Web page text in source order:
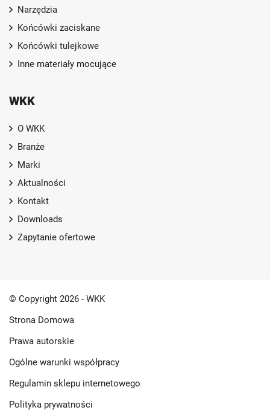
Narzędzia
Końcówki zaciskane
Końcówki tulejkowe
Inne materiały mocujące
WKK
O WKK
Branże
Marki
Aktualności
Kontakt
Downloads
Zapytanie ofertowe
© Copyright 2026 - WKK
Strona Domowa
Prawa autorskie
Ogólne warunki współpracy
Regulamin sklepu internetowego
Polityka prywatności